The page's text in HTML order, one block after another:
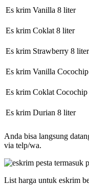
Es krim Vanilla 8 liter
Es krim Coklat 8 liter
Es krim Strawberry 8 liter
Es krim Vanilla
Es krim Coklat
Es krim Durian 8 liter
Anda bisa langsung
via telp/wa.
List harga untuk eskrim